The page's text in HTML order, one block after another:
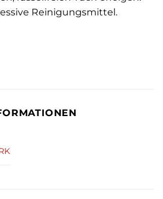
Reinigungsmittel.